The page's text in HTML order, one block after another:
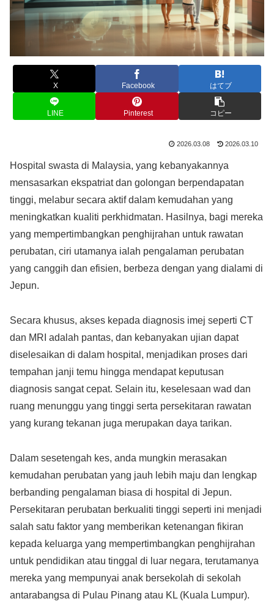
X Facebook はてブ
LINE Pinterest コピー
2026.03.08 2026.03.10
Hospital swasta di Malaysia, yang kebanyakannya
mensasarkan ekspatriat dan golongan berpendapatan
tinggi, melabur secara aktif dalam kemudahan yang
meningkatkan kualiti perkhidmatan. Hasilnya, bagi mereka
yang mempertimbangkan penghijrahan untuk rawatan
perubatan, ciri utamanya ialah pengalaman perubatan
yang canggih dan efisien, berbeza dengan yang dialami di
Jepun.
Secara khusus, akses kepada diagnosis imej seperti CT
dan MRI adalah pantas, dan kebanyakan ujian dapat
diselesaikan di dalam hospital, menjadikan proses dari
tempahan janji temu hingga mendapat keputusan
diagnosis sangat cepat. Selain itu, keselesaan wad dan
ruang menunggu yang tinggi serta persekitaran rawatan
yang kurang tekanan juga merupakan daya tarikan.
Dalam sesetengah kes, anda mungkin merasakan
kemudahan perubatan yang jauh lebih maju dan lengkap
berbanding pengalaman biasa di hospital di Jepun.
Persekitaran perubatan berkualiti tinggi seperti ini menjadi
salah satu faktor yang memberikan ketenangan fikiran
kepada keluarga yang mempertimbangkan penghijrahan
untuk pendidikan atau tinggal di luar negara, terutamanya
mereka yang mempunyai anak bersekolah di sekolah
antarabangsa di Pulau Pinang atau KL (Kuala Lumpur).